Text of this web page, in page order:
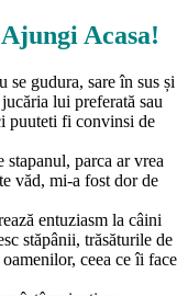
Acasa!
se gudura, sare în sus și
lui preferată sau
puuteti fi convinsi de
stapanul, parca ar vrea
văd, mi-a fost dor de
entuziasm la câini
stăpânii, trăsăturile de
ceea ce îi face